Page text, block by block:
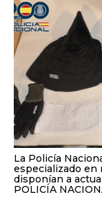
La Policía
especializado en
disponían a
POLICÍA